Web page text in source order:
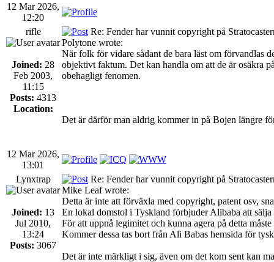
12 Mar 2026,
12:20
rifle
Joined: 28
Feb 2003,
11:15
Posts: 4313
Location:
Re: Fender har vunnit copyright på
Polytone wrote:
När folk för vidare sådant de bara läst om förvandlas
objektivt faktum. Det kan handla om att de är osäkra
obehagligt fenomen.
Det är därför man aldrig kommer in på Bojen längre
12 Mar 2026,
13:01
Lynxtrap
Joined: 13
Jul 2010,
13:24
Posts: 3067
Re: Fender har vunnit copyright på
Mike Leaf wrote:
Detta är inte att förväxla med copyright, patent osv,
En lokal domstol i Tyskland förbjuder Alibaba att
För att uppnå legimitet och kunna agera på detta
Kommer dessa tas bort från Ali Babas hemsida för
Det är inte märkligt i sig, även om det kom sent kan